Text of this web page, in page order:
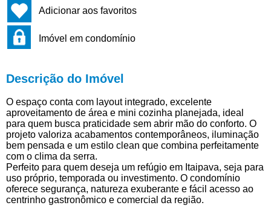
Adicionar aos favoritos
Imóvel em condomínio
Descrição do Imóvel
O espaço conta com layout integrado, excelente
aproveitamento de área e mini cozinha planejada, ideal
para quem busca praticidade sem abrir mão do conforto. O
projeto valoriza acabamentos contemporâneos, iluminação
bem pensada e um estilo clean que combina perfeitamente
com o clima da serra.
Perfeito para quem deseja um refúgio em Itaipava, seja para
uso próprio, temporada ou investimento. O condomínio
oferece segurança, natureza exuberante e fácil acesso ao
centrinho gastronômico e comercial da região.